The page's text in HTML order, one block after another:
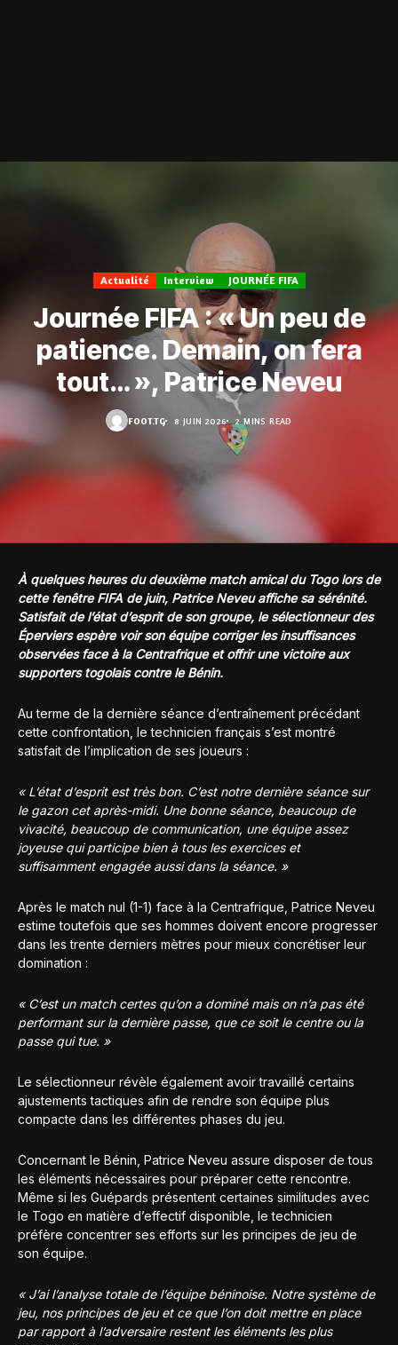
Actualité Interview JOURNÉE FIFA
Journée FIFA : « Un peu de
patience. Demain, on fera
tout… », Patrice Neveu
FOOT.TG 8 JUIN 2026 2 MINS READ
À quelques heures du deuxième match amical du Togo lors de
cette fenêtre FIFA de juin, Patrice Neveu affiche sa sérénité.
Satisfait de l’état d’esprit de son groupe, le sélectionneur des
Éperviers espère voir son équipe corriger les insuffisances
observées face à la Centrafrique et offrir une victoire aux
supporters togolais contre le Bénin.
Au terme de la dernière séance d’entraînement précédant
cette confrontation, le technicien français s’est montré
satisfait de l’implication de ses joueurs :
« L’état d’esprit est très bon. C’est notre dernière séance sur
le gazon cet après-midi. Une bonne séance, beaucoup de
vivacité, beaucoup de communication, une équipe assez
joyeuse qui participe bien à tous les exercices et
suffisamment engagée aussi dans la séance. »
Après le match nul (1-1) face à la Centrafrique, Patrice Neveu
estime toutefois que ses hommes doivent encore progresser
dans les trente derniers mètres pour mieux concrétiser leur
domination :
« C’est un match certes qu’on a dominé mais on n’a pas été
performant sur la dernière passe, que ce soit le centre ou la
passe qui tue. »
Le sélectionneur révèle également avoir travaillé certains
ajustements tactiques afin de rendre son équipe plus
compacte dans les différentes phases du jeu.
Concernant le Bénin, Patrice Neveu assure disposer de tous
les éléments nécessaires pour préparer cette rencontre.
Même si les Guépards présentent certaines similitudes avec
le Togo en matière d’effectif disponible, le technicien
préfère concentrer ses efforts sur les principes de jeu de
son équipe.
« J’ai l’analyse totale de l’équipe béninoise. Notre système de
jeu, nos principes de jeu et ce que l’on doit mettre en place
par rapport à l’adversaire restent les éléments les plus